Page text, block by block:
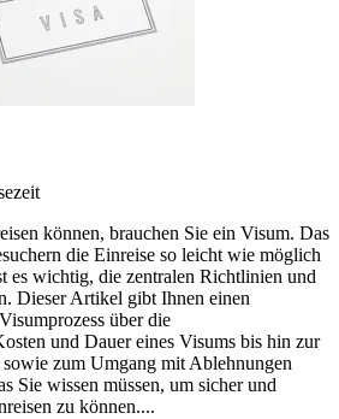
können, brauchen Sie ein Visum. Das
die Einreise so leicht wie möglich
es wichtig, die zentralen Richtlinien und
Dieser Artikel gibt Ihnen einen
über die
und Dauer eines Visums bis hin zur
zum Umgang mit Ablehnungen
Sie wissen müssen, um sicher und
zu können....